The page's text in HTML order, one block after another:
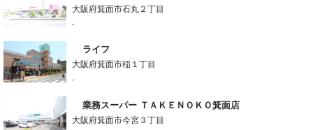
大阪府箕面市石丸２丁目
-
ライフ
大阪府箕面市稲１丁目
-
業務スーパー ＴＡＫＥＮＯＫＯ箕面店
大阪府箕面市今宮３丁目